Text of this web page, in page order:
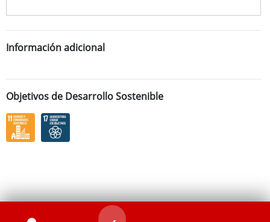
Información adicional
Objetivos de Desarrollo Sostenible